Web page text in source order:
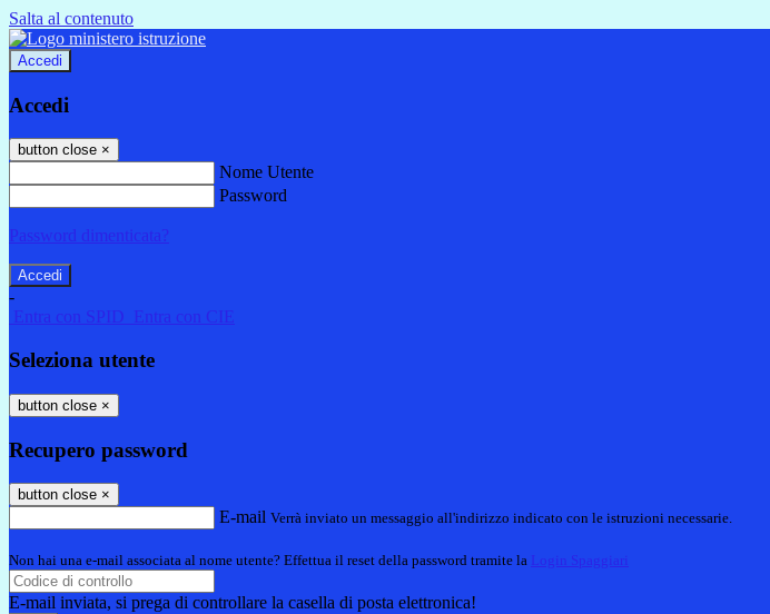
Salta al contenuto
Accedi
Accedi
button close ×
Nome Utente
Password
Password dimenticata?
-
Entra con SPID
Entra con CIE
Seleziona utente
button close ×
Recupero password
button close ×
E-mail Verrà inviato un messaggio all'indirizzo indicato con le istruzioni necessarie.
Non hai una e-mail associata al nome utente? Effettua il reset della password tramite la Login Spaggiari
E-mail inviata, si prega di controllare la casella di posta elettronica!